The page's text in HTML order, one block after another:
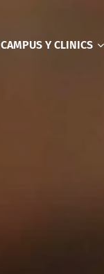
CAMPUS Y CLINICS